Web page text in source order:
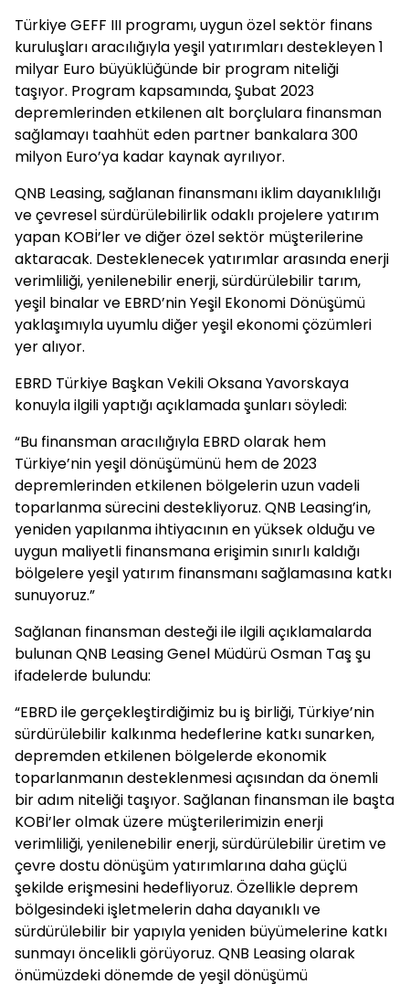
Türkiye GEFF III programı, uygun özel sektör finans
kuruluşları aracılığıyla yeşil yatırımları destekleyen 1
milyar Euro büyüklüğünde bir program niteliği
taşıyor. Program kapsamında, Şubat 2023
depremlerinden etkilenen alt borçlulara finansman
sağlamayı taahhüt eden partner bankalara 300
milyon Euro’ya kadar kaynak ayrılıyor.
QNB Leasing, sağlanan finansmanı iklim dayanıklılığı
ve çevresel sürdürülebilirlik odaklı projelere yatırım
yapan KOBİ’ler ve diğer özel sektör müşterilerine
aktaracak. Desteklenecek yatırımlar arasında enerji
verimliliği, yenilenebilir enerji, sürdürülebilir tarım,
yeşil binalar ve EBRD’nin Yeşil Ekonomi Dönüşümü
yaklaşımıyla uyumlu diğer yeşil ekonomi çözümleri
yer alıyor.
EBRD Türkiye Başkan Vekili Oksana Yavorskaya
konuyla ilgili yaptığı açıklamada şunları söyledi:
“Bu finansman aracılığıyla EBRD olarak hem
Türkiye’nin yeşil dönüşümünü hem de 2023
depremlerinden etkilenen bölgelerin uzun vadeli
toparlanma sürecini destekliyoruz. QNB Leasing’in,
yeniden yapılanma ihtiyacının en yüksek olduğu ve
uygun maliyetli finansmana erişimin sınırlı kaldığı
bölgelere yeşil yatırım finansmanı sağlamasına katkı
sunuyoruz.”
Sağlanan finansman desteği ile ilgili açıklamalarda
bulunan QNB Leasing Genel Müdürü Osman Taş şu
ifadelerde bulundu:
“EBRD ile gerçekleştirdiğimiz bu iş birliği, Türkiye’nin
sürdürülebilir kalkınma hedeflerine katkı sunarken,
depremden etkilenen bölgelerde ekonomik
toparlanmanın desteklenmesi açısından da önemli
bir adım niteliği taşıyor. Sağlanan finansman ile başta
KOBİ’ler olmak üzere müşterilerimizin enerji
verimliliği, yenilenebilir enerji, sürdürülebilir üretim ve
çevre dostu dönüşüm yatırımlarına daha güçlü
şekilde erişmesini hedefliyoruz. Özellikle deprem
bölgesindeki işletmelerin daha dayanıklı ve
sürdürülebilir bir yapıyla yeniden büyümelerine katkı
sunmayı öncelikli görüyoruz. QNB Leasing olarak
önümüzdeki dönemde de yeşil dönüşümü